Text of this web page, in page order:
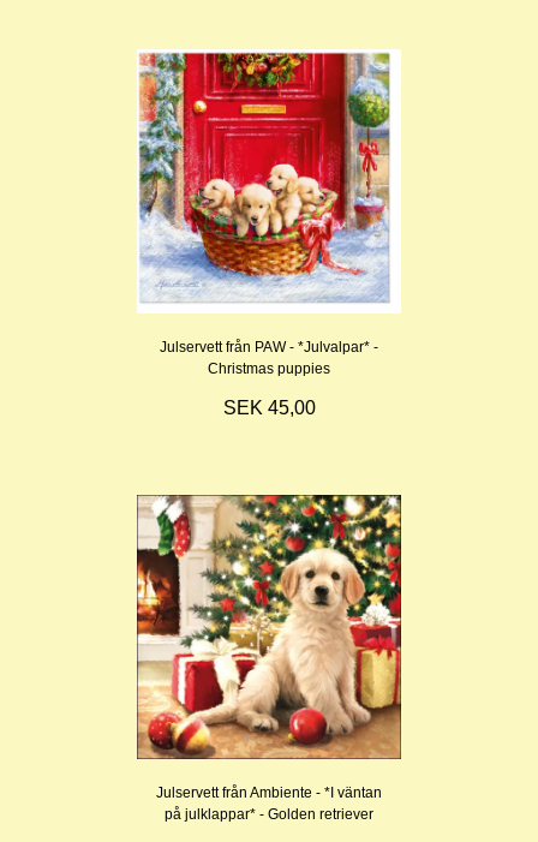
Julservett från PAW - *Julvalpar* -
Christmas puppies
SEK 45,00
Julservett från Ambiente - *I väntan
på julklappar* - Golden retriever